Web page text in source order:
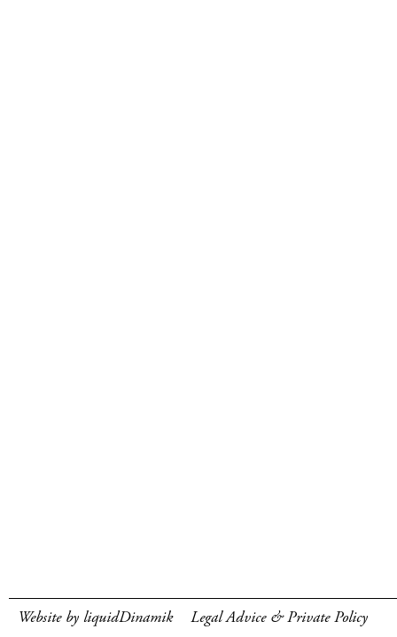
Website by liquidDinamik Legal Advice & Private Policy